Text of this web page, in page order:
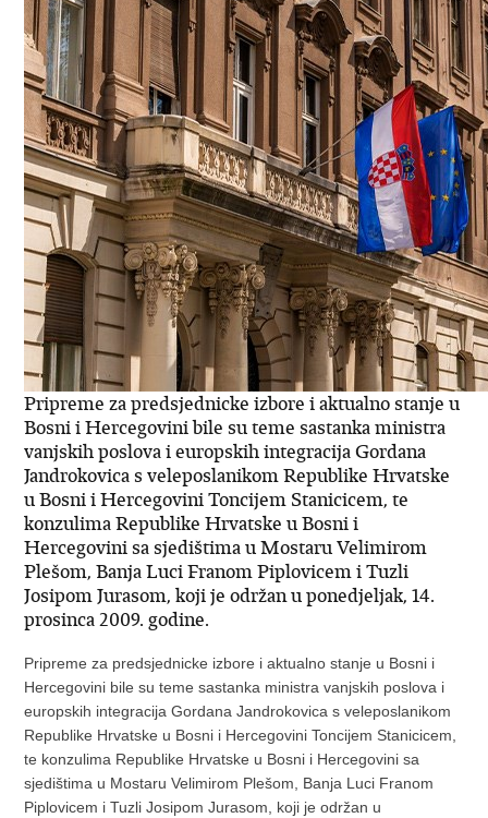
Pripreme za predsjednicke izbore i aktualno stanje u
Bosni i Hercegovini bile su teme sastanka ministra
vanjskih poslova i europskih integracija Gordana
Jandrokovica s veleposlanikom Republike Hrvatske
u Bosni i Hercegovini Toncijem Stanicicem, te
konzulima Republike Hrvatske u Bosni i
Hercegovini sa sjedištima u Mostaru Velimirom
Plešom, Banja Luci Franom Piplovicem i Tuzli
Josipom Jurasom, koji je održan u ponedjeljak, 14.
prosinca 2009. godine.
Pripreme za predsjednicke izbore i aktualno stanje u Bosni i
Hercegovini bile su teme sastanka ministra vanjskih poslova i
europskih integracija Gordana Jandrokovica s veleposlanikom
Republike Hrvatske u Bosni i Hercegovini Toncijem Stanicicem,
te konzulima Republike Hrvatske u Bosni i Hercegovini sa
sjedištima u Mostaru Velimirom Plešom, Banja Luci Franom
Piplovicem i Tuzli Josipom Jurasom, koji je održan u